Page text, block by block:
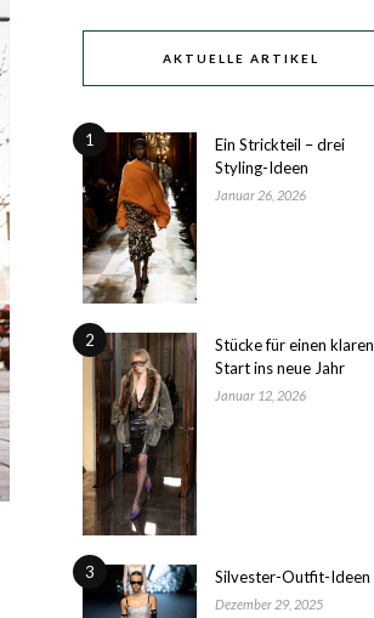
AKTUELLE ARTIKEL
1
Ein Strickteil – drei
Styling-Ideen
Januar 26, 2026
2
Stücke für einen klaren
Start ins neue Jahr
Januar 12, 2026
3 Silvester-Outfit-Ideen
Dezember 29, 2025